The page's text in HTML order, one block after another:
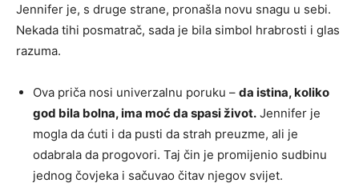
Jennifer je, s druge strane, pronašla novu snagu u sebi.
Nekada tihi posmatrač, sada je bila simbol hrabrosti i glas
razuma.
Ova priča nosi univerzalnu poruku – da istina, koliko
god bila bolna, ima moć da spasi život. Jennifer je
mogla da ćuti i da pusti da strah preuzme, ali je
odabrala da progovori. Taj čin je promijenio sudbinu
jednog čovjeka i sačuvao čitav njegov svijet.